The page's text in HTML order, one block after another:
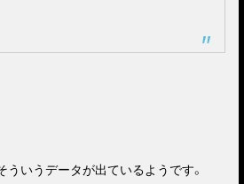
ういうデータが出ているようです。